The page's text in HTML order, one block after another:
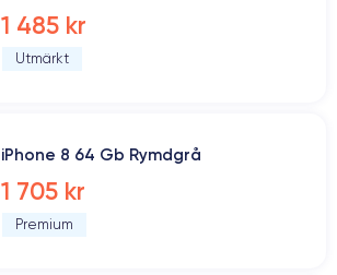
1 485 kr
Utmärkt
iPhone 8 64 Gb Rymdgrå
1 705 kr
Premium